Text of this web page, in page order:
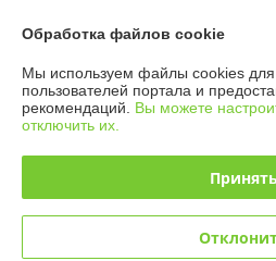
Регистрационный орган: Минский
Дата регистрации компании: 31.12.2025
Обработка файлов cookie
Мы используем файлы cookies для
пользователей портала и
рекомендаций. Вы можете
отключить их.
Принять